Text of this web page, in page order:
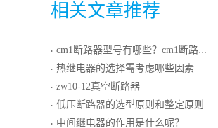
相关文章推荐
· cm1断路器型号有哪些？cm1断路器使用条件介绍
· 热继电器的选择需考虑哪些因素
· zw10-12真空断路器
· 低压断路器的选型原则和整定原则
· 中间继电器的作用是什么呢？